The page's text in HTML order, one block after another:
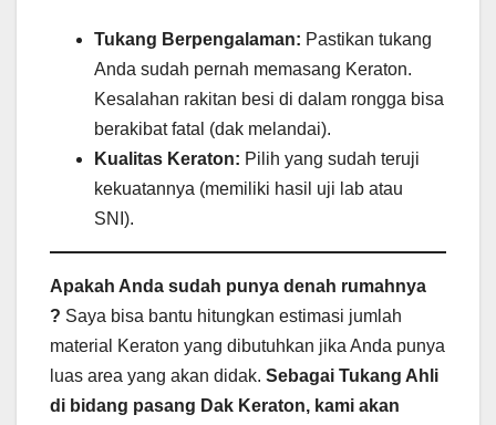
Tukang Berpengalaman: Pastikan tukang
Anda sudah pernah memasang Keraton.
Kesalahan rakitan besi di dalam rongga bisa
berakibat fatal (dak melandai).
Kualitas Keraton: Pilih yang sudah teruji
kekuatannya (memiliki hasil uji lab atau
SNI).
Apakah Anda sudah punya denah rumahnya
? Saya bisa bantu hitungkan estimasi jumlah
material Keraton yang dibutuhkan jika Anda punya
luas area yang akan didak. Sebagai Tukang Ahli
di bidang pasang Dak Keraton, kami akan